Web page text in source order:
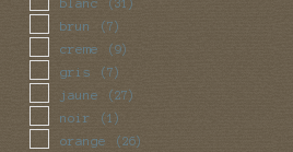
(31)
brun (7)
creme (9)
gris (7)
jaune (27)
noir (1)
orange (26)